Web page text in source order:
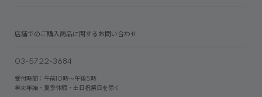
店舗でのご購入商品に関するお問い合わせ
03-5722-3684
受付時間：午前10時～午後5時
年末年始・夏季休暇・土日祝祭日を除く